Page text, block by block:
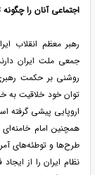
اجتماعی آنان را
رهبر معظم انقلاب
جمعی ملت ایران
روشنی بر حکمت
توان خود خلاقیت به
اروپایی پیشی گرفته
همچنین امام
طرح‌ها و توطئه‌های
نظام ایران را از